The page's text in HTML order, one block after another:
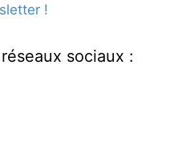
!
sociaux :